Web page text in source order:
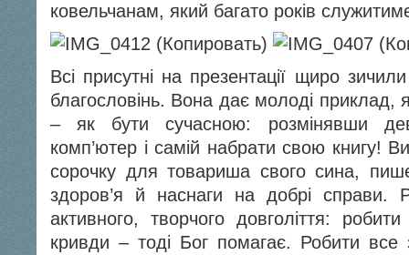
ковельчанам, який багато років
Всі присутні на презентації щиро
благословінь. Вона дає молоді приклад,
– як бути сучасною: розмінявши
комп’ютер і самій набрати свою книгу!
сорочку для товариша свого сина,
здоров’я й наснаги на добрі справи.
активного, творчого довголіття:
кривди – тоді Бог помагає. Робити